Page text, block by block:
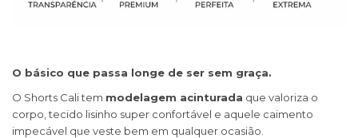
O básico que passa longe de ser sem graça.
O Shorts Cali tem modelagem acinturada que valoriza o
corpo, tecido lisinho super confortável e aquele caimento
impecável que veste bem em qualquer ocasião.